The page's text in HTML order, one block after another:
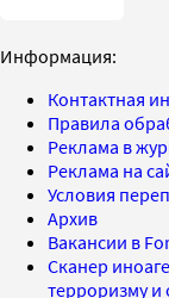
Информация:
Контактная
Правила
Реклама в
Реклама на
Условия
Архив
Вакансии в
Сканер
терроризму и